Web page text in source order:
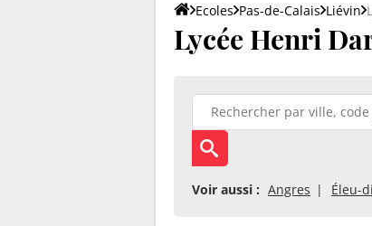
Ecoles Pas-de-Calais Liévin
Lycée Henri
Voir aussi : Angres Éleu-